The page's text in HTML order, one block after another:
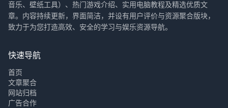
音乐、壁纸工具）、热门游戏介绍、实用电脑教程及精选优质文
章。内容持续更新，界面简洁，并设有用户评价与资源聚合版块，
致力于为您打造高效、安全的学习与娱乐资源导航。
快速导航
首页
文章聚合
网站归档
广告合作